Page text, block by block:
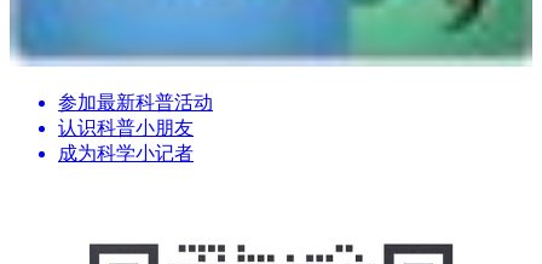
参加最新科普活动
认识科普小朋友
成为科学小记者